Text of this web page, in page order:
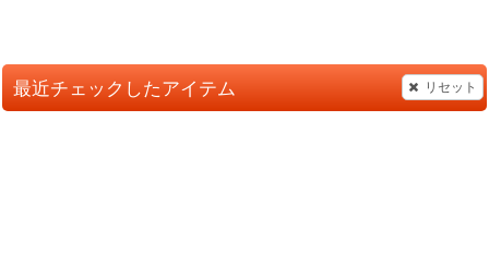
最近チェックしたアイテム リセット